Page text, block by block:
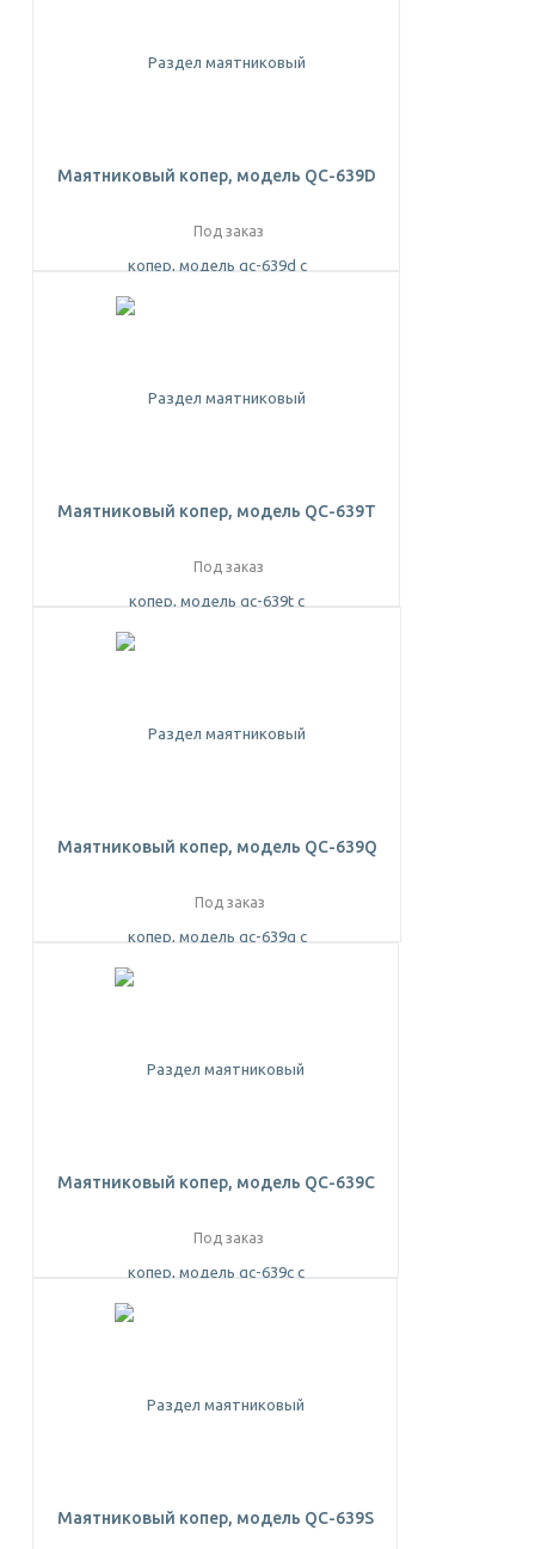
Маятниковый копер, модель QC-639D
Под заказ
Маятниковый копер, модель QC-639T
Под заказ
Маятниковый копер, модель QC-639Q
Под заказ
Маятниковый копер, модель QC-639C
Под заказ
Маятниковый копер, модель QC-639S